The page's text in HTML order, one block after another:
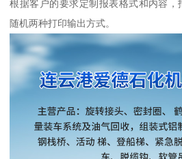
根据客户的要求定制报表格式和内容
随机两种打印输出方式。